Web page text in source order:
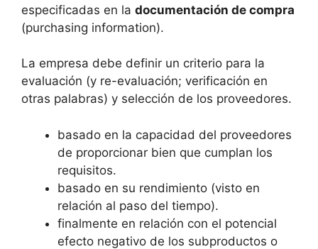
especificadas en la documentación de compra
(purchasing information).
La empresa debe definir un criterio para la
evaluación (y re-evaluación; verificación en
otras palabras) y selección de los proveedores.
basado en la capacidad del proveedores
de proporcionar bien que cumplan los
requisitos.
basado en su rendimiento (visto en
relación al paso del tiempo).
finalmente en relación con el potencial
efecto negativo de los subproductos o